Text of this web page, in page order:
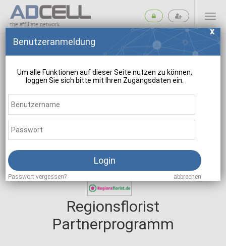
the affiliate network
Regionsflorist
Partnerprogramm
Benutzeranmeldung
Um alle Funktionen auf dieser Seite nutzen zu können,
loggen Sie sich bitte mit Ihren Zugangsdaten ein.
Login
Passwort vergessen? abbrechen